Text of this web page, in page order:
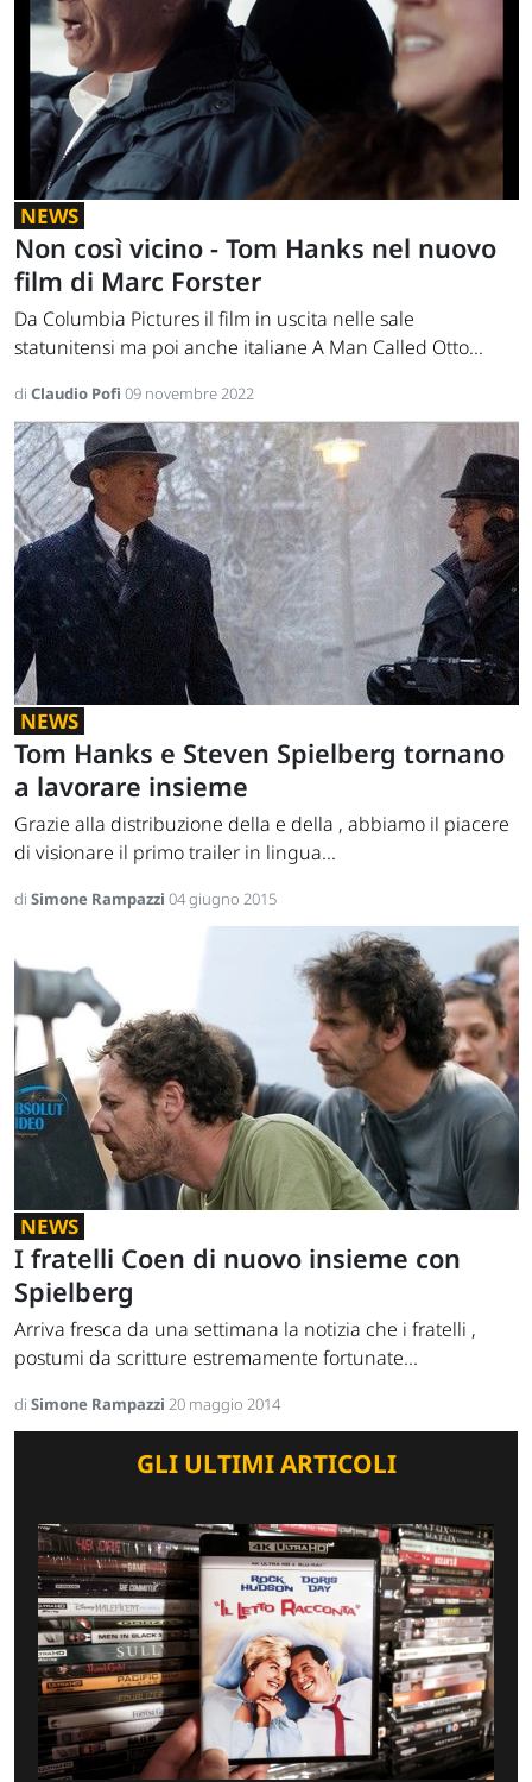
NEWS
Non così vicino - Tom Hanks nel nuovo
film di Marc Forster
Da Columbia Pictures il film in uscita nelle sale
statunitensi ma poi anche italiane A Man Called Otto...
di Claudio Pofi 09 novembre 2022
NEWS
Tom Hanks e Steven Spielberg tornano
a lavorare insieme
Grazie alla distribuzione della e della , abbiamo il piacere
di visionare il primo trailer in lingua...
di Simone Rampazzi 04 giugno 2015
NEWS
I fratelli Coen di nuovo insieme con
Spielberg
Arriva fresca da una settimana la notizia che i fratelli ,
postumi da scritture estremamente fortunate...
di Simone Rampazzi 20 maggio 2014
GLI ULTIMI ARTICOLI